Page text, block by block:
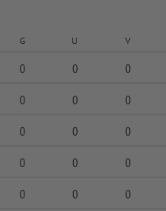
G U V
0 0 0
0 0 0
0 0 0
0 0 0
0 0 0